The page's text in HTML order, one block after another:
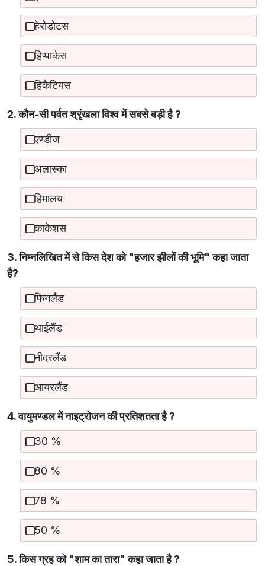
हेरोडोटस
हिप्पार्कस
हिकैटियस
2. कौन-सी पर्वत श्रृंखला विश्व में सबसे बड़ी है ?
एण्डीज
अलास्का
हिमालय
काकेशस
3. निम्नलिखित में से किस देश को "हजार झीलों की भूमि" कहा जाता
है?
फिनलैंड
थाईलैंड
नीदरलैंड
आयरलैंड
4. वायुमण्डल में नाइट्रोजन की प्रतिशतता है ?
30 %
80 %
78 %
50 %
5. किस ग्रह को "शाम का तारा" कहा जाता है ?